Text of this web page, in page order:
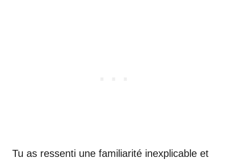
Tu as ressenti une familiarité inexplicable et